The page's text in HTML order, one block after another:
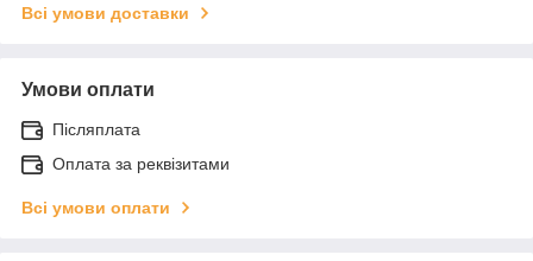
Всі умови доставки
Умови оплати
Післяплата
Оплата за реквізитами
Всі умови оплати